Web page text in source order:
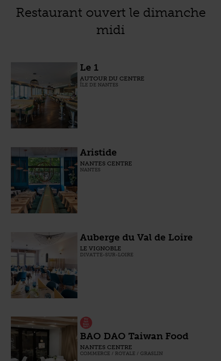
Restaurant ouvert le dimanche
midi
Le 1
AUTOUR DU CENTRE
ÎLE DE NANTES
Aristide
NANTES CENTRE
NANTES
Auberge du Val de Loire
LE VIGNOBLE
DIVATTE-SUR-LOIRE
BAO DAO Taiwan Food
NANTES CENTRE
COMMERCE / ROYALE / GRASLIN